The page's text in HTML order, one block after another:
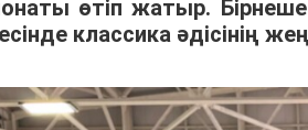
өтіп жатыр.
классика әдісінің